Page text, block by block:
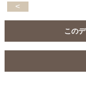
<
この